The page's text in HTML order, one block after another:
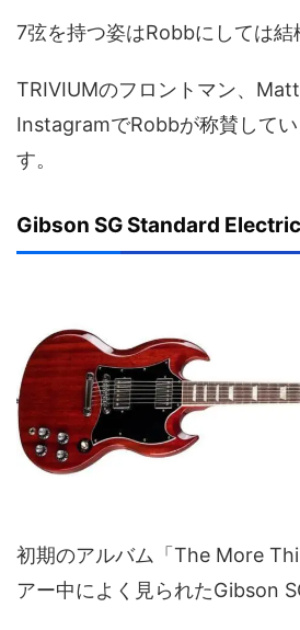
7弦を持つ姿はRobbにしては結
TRIVIUMのフロントマン、
InstagramでRobbが称賛してい
す。
Gibson SG Standard
初期のアルバム「The More
アー中によく見られたGibson